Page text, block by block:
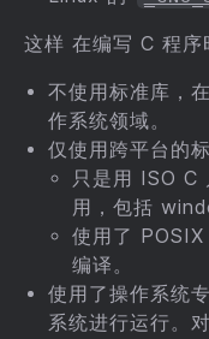
这样 在编写 C 程序
不使用标准库，
作系统领域。
仅使用跨平台的
只是用 ISO C
用，包括
使用了
编译。
使用了操作系统
系统进行运行。